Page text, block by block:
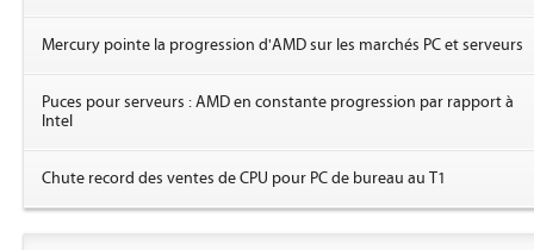
Mercury pointe la progression d'AMD sur les marchés PC et serveurs
Puces pour serveurs : AMD en constante progression par rapport à
Intel
Chute record des ventes de CPU pour PC de bureau au T1